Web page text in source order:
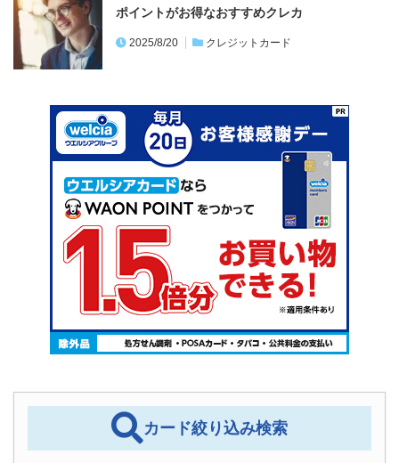
ポイントがお得なおすすめクレカ
2025/8/20 クレジットカード
カード絞り込み検索